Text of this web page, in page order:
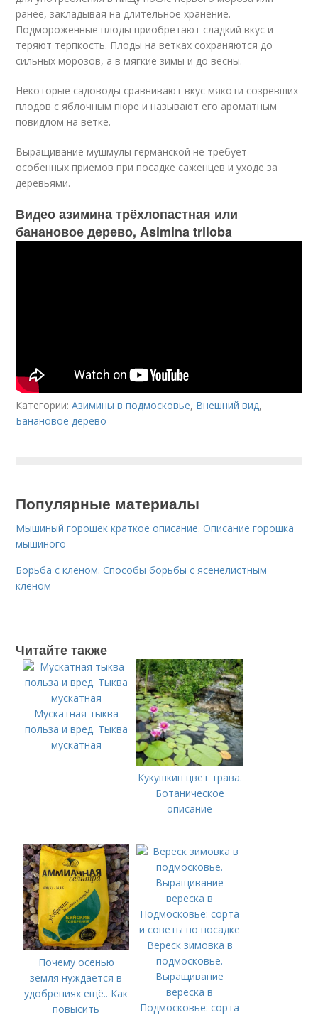
ранее, закладывая на длительное хранение.
Подмороженные плоды приобретают сладкий вкус и
теряют терпкость. Плоды на ветках сохраняются до
сильных морозов, а в мягкие зимы и до весны.
Некоторые садоводы сравнивают вкус мякоти созревших
плодов с яблочным пюре и называют его ароматным
повидлом на ветке.
Выращивание мушмулы германской не требует
особенных приемов при посадке саженцев и уходе за
деревьями.
Видео азимина трёхлопастная или
банановое дерево, Asimina triloba
Категории:Азимины в подмосковье, Внешний вид,
Банановое дерево
Популярные материалы
Мышиный горошек краткое описание. Описание горошка
мышиного
Борьба с кленом. Способы борьбы с ясенелистным
кленом
Читайте также
Мускатная тыква
польза и вред. Тыква
мускатная
Кукушкин цвет трава.
Ботаническое
описание
Почему осенью
земля нуждается в
удобрениях ещё.. Как
повысить
Вереск зимовка в
подмосковье.
Выращивание
вереска в
Подмосковье: сорта